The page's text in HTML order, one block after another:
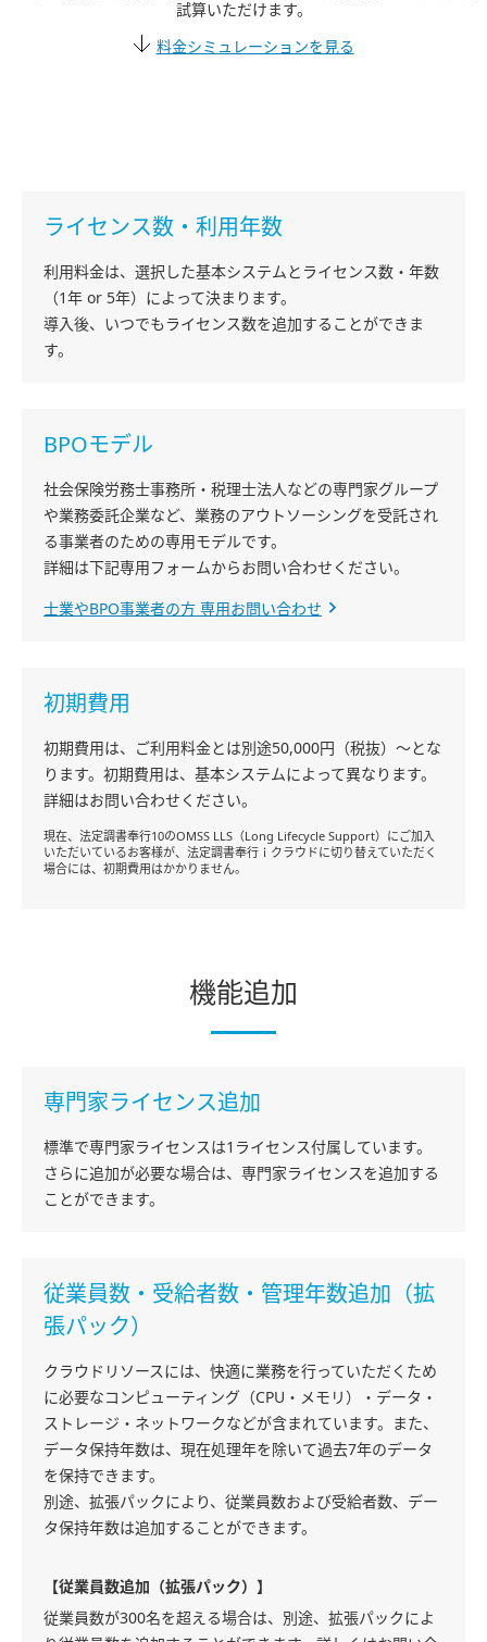
試算いただけます。
料金シミュレーションを見る
ライセンス数・利用年数
利用料金は、選択した基本システムとライセンス数・年数
（1年 or 5年）によって決まります。
導入後、いつでもライセンス数を追加することができま
す。
BPOモデル
社会保険労務士事務所・税理士法人などの専門家グループ
や業務委託企業など、業務のアウトソーシングを受託され
る事業者のための専用モデルです。
詳細は下記専用フォームからお問い合わせください。
士業やBPO事業者の方 専用お問い合わせ
初期費用
初期費用は、ご利用料金とは別途50,000円（税抜）～とな
ります。初期費用は、基本システムによって異なります。
詳細はお問い合わせください。
現在、法定調書奉行10のOMSS LLS（Long Lifecycle Support）にご加入
いただいているお客様が、法定調書奉行ｉクラウドに切り替えていただく
場合には、初期費用はかかりません。
機能追加
専門家ライセンス追加
標準で専門家ライセンスは1ライセンス付属しています。
さらに追加が必要な場合は、専門家ライセンスを追加する
ことができます。
従業員数・受給者数・管理年数追加（拡
張パック）
クラウドリソースには、快適に業務を行っていただくため
に必要なコンピューティング（CPU・メモリ）・データ・
ストレージ・ネットワークなどが含まれています。また、
データ保持年数は、現在処理年を除いて過去7年のデータ
を保持できます。
別途、拡張パックにより、従業員数および受給者数、デー
タ保持年数は追加することができます。
【従業員数追加（拡張パック）】
従業員数が300名を超える場合は、別途、拡張パックによ